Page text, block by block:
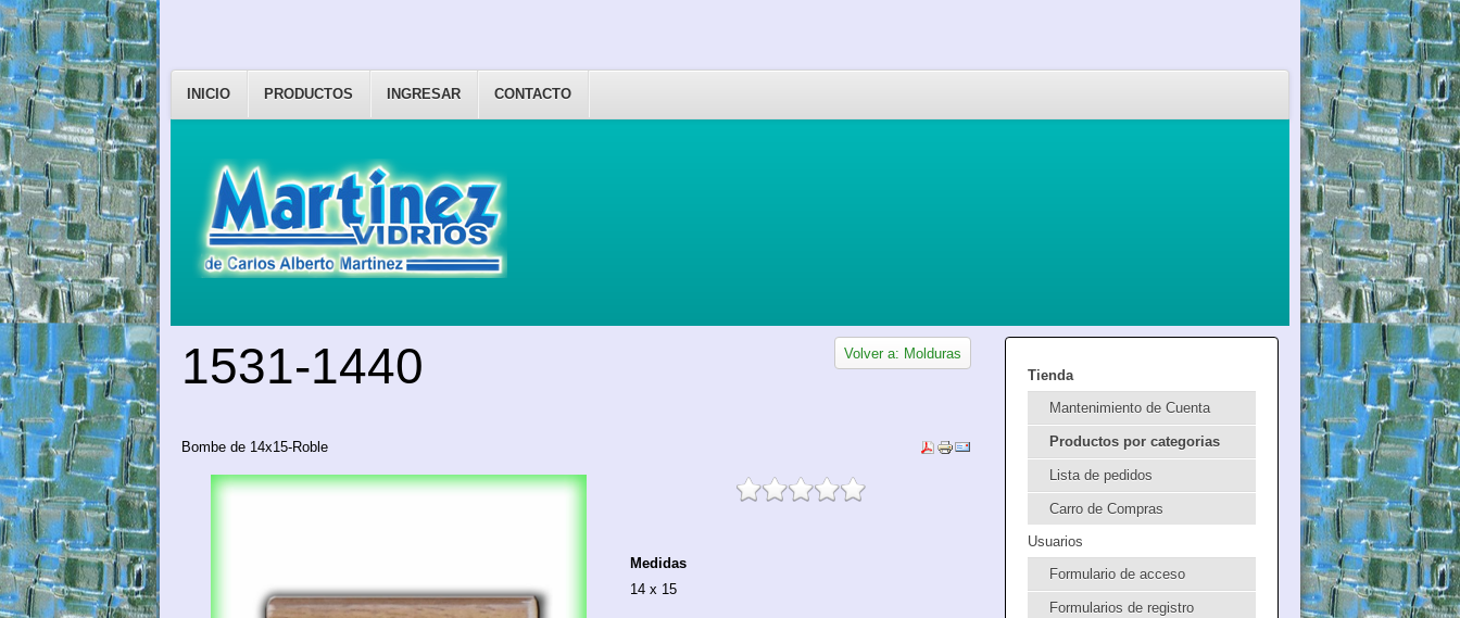
INICIO PRODUCTOS INGRESAR CONTACTO
Volver a: Molduras
1531-1440
Bombe de 14x15-Roble
Medidas
14 x 15
Tienda
Mantenimiento de Cuenta
Productos por categorias
Lista de pedidos
Carro de Compras
Usuarios
Formulario de acceso
Formularios de registro